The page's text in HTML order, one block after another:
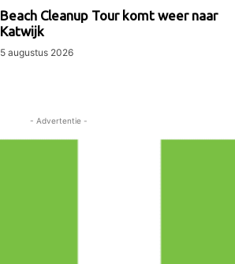
Beach Cleanup Tour komt weer naar
Katwijk
5 augustus 2026
- Advertentie -